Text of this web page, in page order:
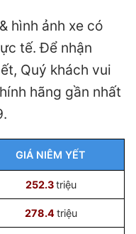
hình ảnh xe có
tế. Để nhận
Quý khách vui
hãng gần nhất
GIÁ NIÊM YẾT
252.3triệu
278.4triệu